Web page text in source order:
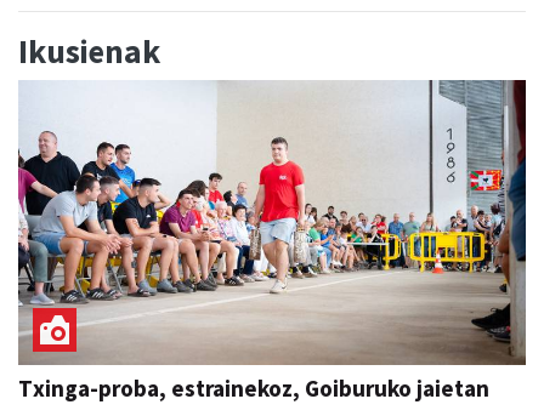
Ikusienak
Txinga-proba, estrainekoz, Goiburuko jaietan